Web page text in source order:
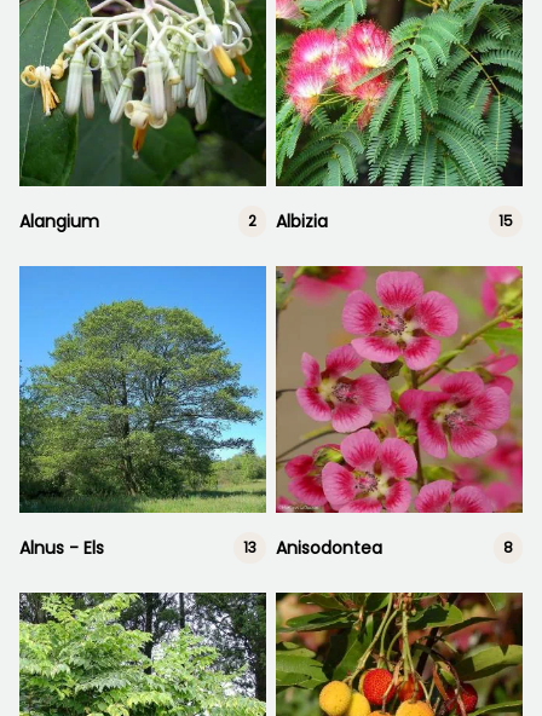
Alangium 2 Albizia 15
Alnus - Els 13 Anisodontea 8